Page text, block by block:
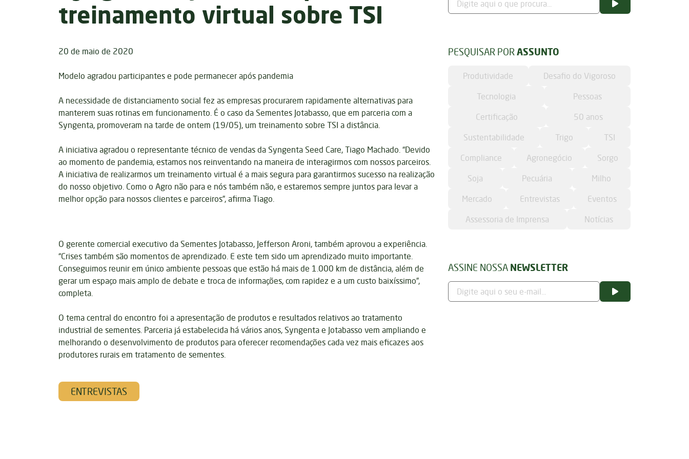
treinamento virtual sobre TSI
20 de maio de 2020
Modelo agradou participantes e pode permanecer após pandemia
A necessidade de distanciamento social fez as empresas procurarem rapidamente alternativas para
manterem suas rotinas em funcionamento. É o caso da Sementes Jotabasso, que em parceria com a
Syngenta, promoveram na tarde de ontem (19/05), um treinamento sobre TSI a distância.
A iniciativa agradou o representante técnico de vendas da Syngenta Seed Care, Tiago Machado. “Devido
ao momento de pandemia, estamos nos reinventando na maneira de interagirmos com nossos parceiros.
A iniciativa de realizarmos um treinamento virtual é a mais segura para garantirmos sucesso na realização
do nosso objetivo. Como o Agro não para e nós também não, e estaremos sempre juntos para levar a
melhor opção para nossos clientes e parceiros”, afirma Tiago.
O gerente comercial executivo da Sementes Jotabasso, Jefferson Aroni, também aprovou a experiência.
“Crises também são momentos de aprendizado. E este tem sido um aprendizado muito importante.
Conseguimos reunir em único ambiente pessoas que estão há mais de 1.000 km de distância, além de
gerar um espaço mais amplo de debate e troca de informações, com rapidez e a um custo baixíssimo”,
completa.
O tema central do encontro foi a apresentação de produtos e resultados relativos ao tratamento
industrial de sementes. Parceria já estabelecida há vários anos, Syngenta e Jotabasso vem ampliando e
melhorando o desenvolvimento de produtos para oferecer recomendações cada vez mais eficazes aos
produtores rurais em tratamento de sementes.
ENTREVISTAS
PESQUISAR POR ASSUNTO
Produtividade
Desafio do Vigoroso
Tecnologia
Pessoas
Certificação
50 anos
Sustentabilidade
Trigo
TSI
Compliance
Agronegócio
Sorgo
Soja
Pecuária
Milho
Mercado
Entrevistas
Eventos
Assessoria de Imprensa
Notícias
ASSINE NOSSA NEWSLETTER